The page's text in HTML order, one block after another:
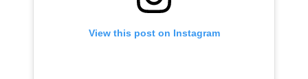
View this post on Instagram